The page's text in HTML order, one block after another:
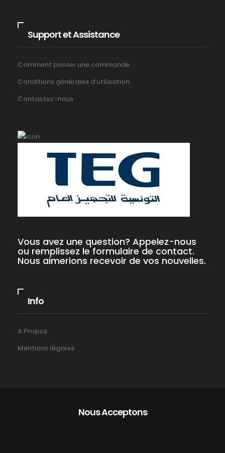
Support et Assistance
Comment passer une commande
Conditions générales d’utilisation
Contactez-nous
Vous avez une question? Appelez-nous
ou remplissez le formulaire de contact.
Nous aimerions recevoir de vos nouvelles.
Info
A Propos
Mentions légales
Nous Acceptons